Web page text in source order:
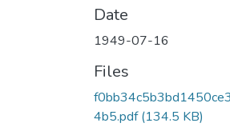
Date
1949-07-16
Files
4b5.pdf(134.5 KB)